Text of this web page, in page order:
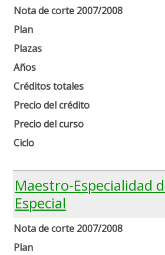
Nota de corte 2007/2008
Plan
Plazas
Años
Créditos totales
Precio del crédito
Precio del curso
Ciclo
Maestro-Especialidad
Especial
Nota de corte 2007/2008
Plan